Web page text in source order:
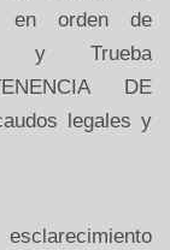
en orden de
y Trueba
DE
legales y